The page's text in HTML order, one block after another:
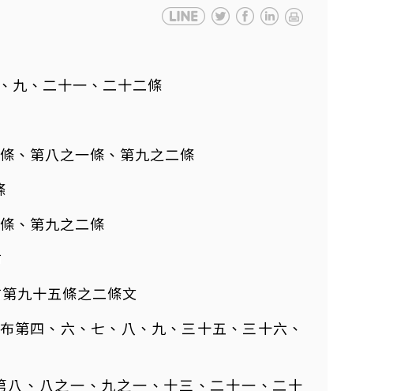
九、二十一、二十二條
、第八之一條、第九之二條
、第九之二條
九十五條之二條文
四、六、七、八、九、三十五、三十六、
、八之一、九之一、十三、二十一、二十